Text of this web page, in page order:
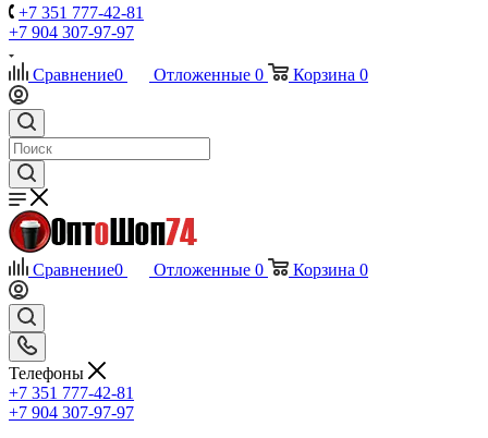
+7 351 777-42-81
+7 904 307-97-97
Сравнение0 Отложенные 0 Корзина 0
Сравнение0 Отложенные 0 Корзина 0
Телефоны
+7 351 777-42-81
+7 904 307-97-97